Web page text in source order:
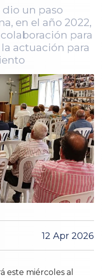
dio un paso
en el año 2022,
para
actuación para
12 Apr 2026
este miércoles al